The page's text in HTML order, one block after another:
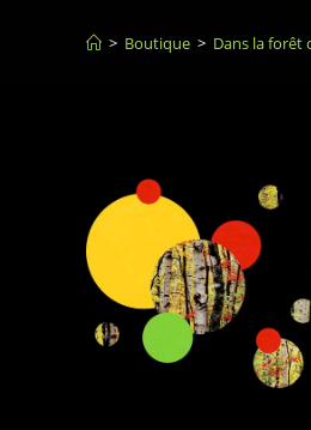
> Boutique > Dans la forêt